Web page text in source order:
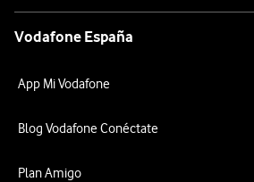
Vodafone España
App Mi Vodafone
Blog Vodafone Conéctate
Plan Amigo